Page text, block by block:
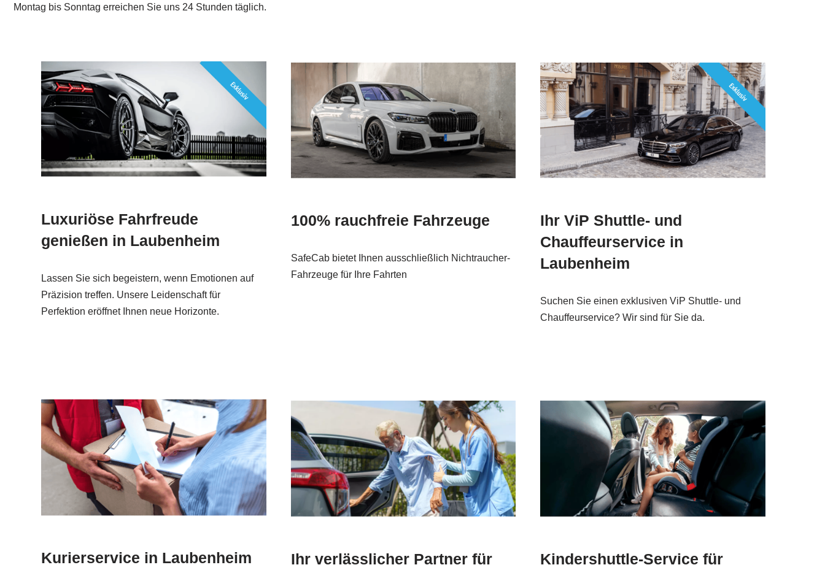
Montag bis Sonntag erreichen Sie uns 24 Stunden täglich.
Luxuriöse Fahrfreude
genießen in Laubenheim
Lassen Sie sich begeistern, wenn Emotionen auf
Präzision treffen. Unsere Leidenschaft für
Perfektion eröffnet Ihnen neue Horizonte.
100% rauchfreie Fahrzeuge
SafeCab bietet Ihnen ausschließlich Nichtraucher-
Fahrzeuge für Ihre Fahrten
Ihr ViP Shuttle- und
Chauffeurservice in
Laubenheim
Suchen Sie einen exklusiven ViP Shuttle- und
Chauffeurservice? Wir sind für Sie da.
Kurierservice in Laubenheim
Ihr verlässlicher Partner für
Kindershuttle-Service für